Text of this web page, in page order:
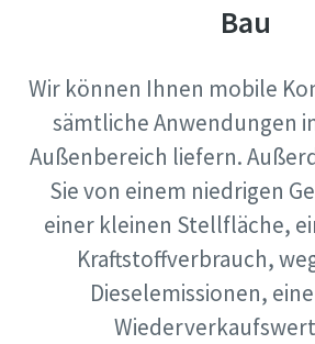
Bau
Wir können Ihnen mobile
sämtliche Anwendungen
Außenbereich liefern.
Sie von einem niedrigen
einer kleinen Stellfläche,
Kraftstoffverbrauch,
Dieselemissionen,